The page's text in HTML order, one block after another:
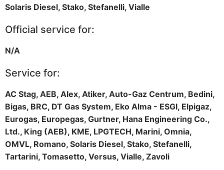
Solaris Diesel, Stako, Stefanelli, Vialle
Official service for:
N/A
Service for:
AC Stag, AEB, Alex, Atiker, Auto-Gaz Centrum, Bedini,
Bigas, BRC, DT Gas System, Eko Alma - ESGI, Elpigaz,
Eurogas, Europegas, Gurtner, Hana Engineering Co.,
Ltd., King (AEB), KME, LPGTECH, Marini, Omnia,
OMVL, Romano, Solaris Diesel, Stako, Stefanelli,
Tartarini, Tomasetto, Versus, Vialle, Zavoli